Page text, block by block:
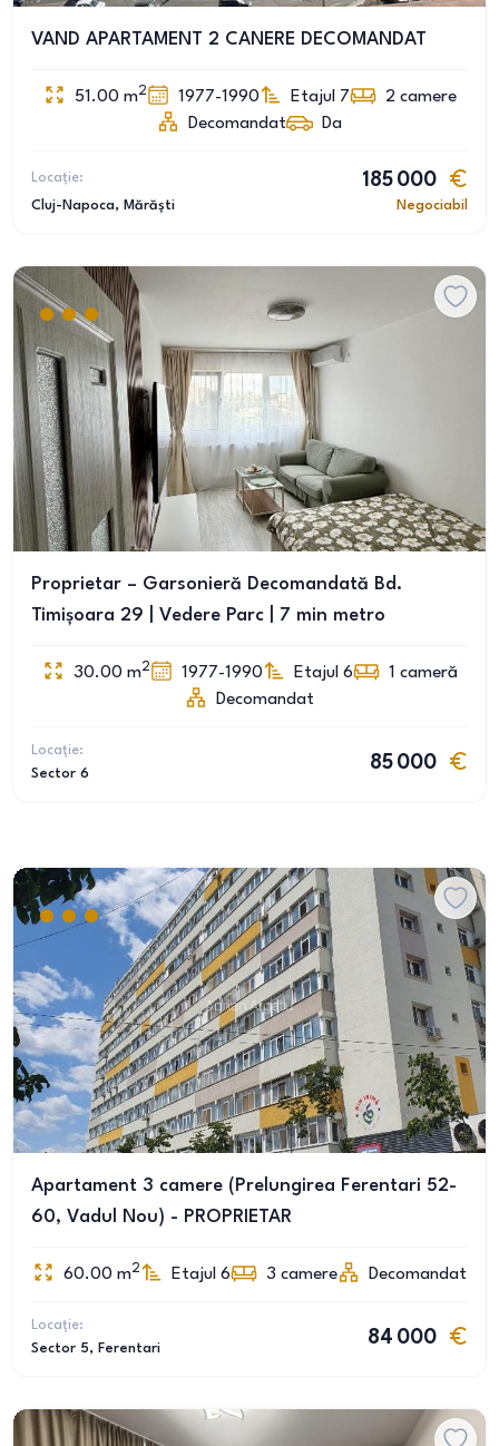
VAND APARTAMENT 2 CANERE DECOMANDAT
51.00 m2 1977-1990 Etajul 7 2 camere
Decomandat
Da
Locație:
Cluj-Napoca, Mărăști
185 000
Negociabil
Proprietar – Garsonieră Decomandată Bd.
Timișoara 29 | Vedere Parc | 7 min metro
30.00 m2 1977-1990 Etajul 6 1 cameră
Decomandat
Locație:
Sector 6
85 000
Apartament 3 camere (Prelungirea Ferentari 52-
60, Vadul Nou) - PROPRIETAR
60.00 m2 Etajul 6 3 camere Decomandat
Locație:
Sector 5, Ferentari
84 000